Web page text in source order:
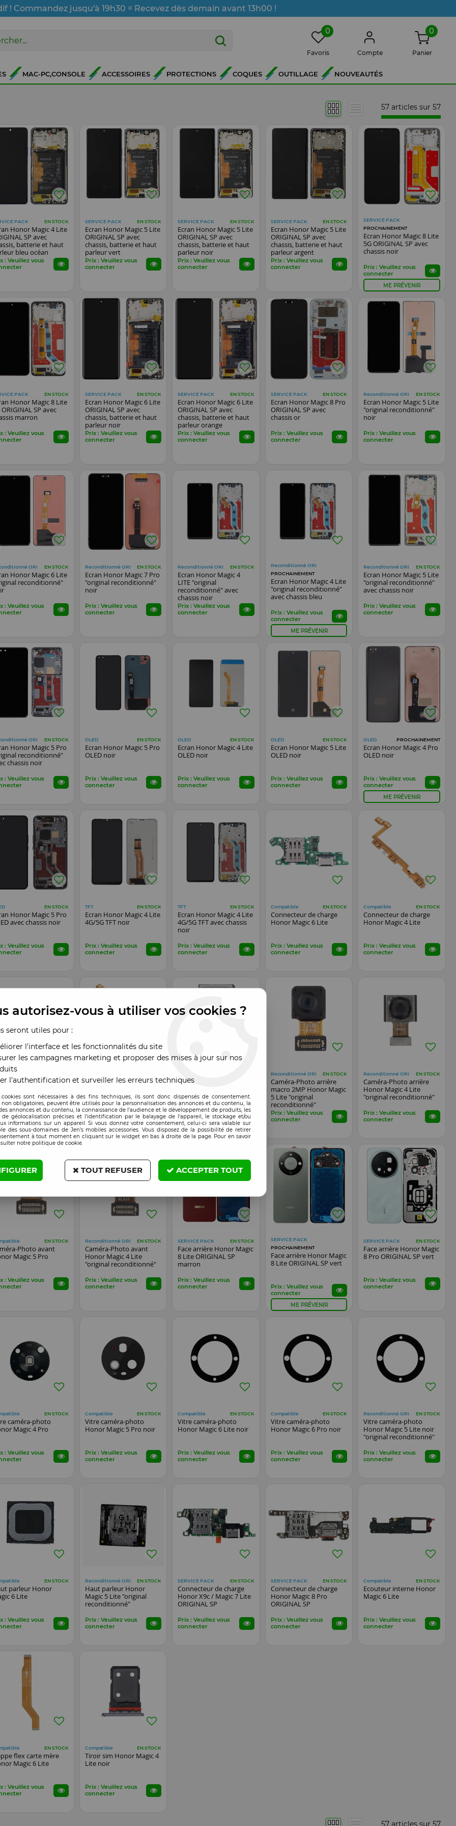
! Commandez jusqu'à 19h30 = Recevez dès demain avant 13h00 !
0
Favoris Compte
0
Panier
MAC-PC,CONSOLE ACCESSOIRES PROTECTIONS COQUES OUTILLAGE NOUVEAUTÉS
57 articles sur 57
PACK EN STOCK
Honor Magic 4 Lite
SP avec
batterie et haut
bleu océan
: Veuillez vous
SERVICE PACK EN STOCK
Ecran Honor Magic 5 Lite
ORIGINAL SP avec
chassis, batterie et haut
parleur vert
Prix : Veuillez vous
connecter
SERVICE PACK EN STOCK
Ecran Honor Magic 5 Lite
ORIGINAL SP avec
chassis, batterie et haut
parleur noir
Prix : Veuillez vous
connecter
SERVICE PACK EN STOCK
Ecran Honor Magic 5 Lite
ORIGINAL SP avec
chassis, batterie et haut
parleur argent
Prix : Veuillez vous
connecter
SERVICE PACK
PROCHAINEMENT
Ecran Honor Magic 8 Lite
5G ORIGINAL SP avec
chassis noir
Prix : Veuillez vous
connecter
ME PRÉVENIR
PACK EN STOCK
Honor Magic 8 Lite
ORIGINAL SP avec
marron
: Veuillez vous
SERVICE PACK EN STOCK
Ecran Honor Magic 6 Lite
ORIGINAL SP avec
chassis, batterie et haut
parleur noir
Prix : Veuillez vous
connecter
SERVICE PACK EN STOCK
Ecran Honor Magic 6 Lite
ORIGINAL SP avec
chassis, batterie et haut
parleur orange
Prix : Veuillez vous
connecter
SERVICE PACK EN STOCK
Ecran Honor Magic 8 Pro
ORIGINAL SP avec
chassis or
Prix : Veuillez vous
connecter
Reconditionné ORI EN STOCK
Ecran Honor Magic 5 Lite
"original reconditionné"
noir
Prix : Veuillez vous
connecter
ORI EN STOCK
Honor Magic 6 Lite
reconditionné"
: Veuillez vous
Reconditionné ORI EN STOCK
Ecran Honor Magic 7 Pro
"original reconditionné"
noir
Prix : Veuillez vous
connecter
Reconditionné ORI EN STOCK
Ecran Honor Magic 4
LITE "original
reconditionné" avec
chassis noir
Prix : Veuillez vous
connecter
Reconditionné ORI
PROCHAINEMENT
Ecran Honor Magic 4 Lite
"original reconditionné"
avec chassis bleu
Prix : Veuillez vous
connecter
ME PRÉVENIR
Reconditionné ORI EN STOCK
Ecran Honor Magic 5 Lite
"original reconditionné"
avec chassis noir
Prix : Veuillez vous
connecter
ORI EN STOCK
Honor Magic 5 Pro
reconditionné"
chassis noir
: Veuillez vous
OLED EN STOCK
Ecran Honor Magic 5 Pro
OLED noir
Prix : Veuillez vous
connecter
OLED EN STOCK
Ecran Honor Magic 4 Lite
OLED noir
Prix : Veuillez vous
connecter
OLED EN STOCK
Ecran Honor Magic 5 Lite
OLED noir
Prix : Veuillez vous
connecter
OLED PROCHAINEMENT
Ecran Honor Magic 4 Pro
OLED noir
Prix : Veuillez vous
connecter
ME PRÉVENIR
EN STOCK
Honor Magic 5 Pro
avec chassis noir
: Veuillez vous
TFT EN STOCK
Ecran Honor Magic 4 Lite
4G/5G TFT noir
Prix : Veuillez vous
connecter
TFT EN STOCK
Ecran Honor Magic 4 Lite
4G/5G TFT avec chassis
noir
Prix : Veuillez vous
connecter
Compatible EN STOCK
Connecteur de charge
Honor Magic 6 Lite
Prix : Veuillez vous
connecter
Compatible EN STOCK
Connecteur de charge
Honor Magic 4 Lite
Prix : Veuillez vous
connecter
de charge
: Veuillez vous
Connecteur de charge
"original reconditionné"
Prix : Veuillez vous
connecter
Caméra-Photo arrière
Magic 5 Pro
Prix : Veuillez vous
connecter
Reconditionné ORI EN STOCK
Caméra-Photo arrière
macro 2MP Honor Magic
5 Lite "original
reconditionné"
Prix : Veuillez vous
connecter
Reconditionné ORI EN STOCK
Caméra-Photo arrière
Honor Magic 4 Lite
"original reconditionné"
Prix : Veuillez vous
connecter
EN STOCK
Photo avant
Magic 5 Pro
: Veuillez vous
Reconditionné ORI EN STOCK
Caméra-Photo avant
Honor Magic 4 Lite
"original reconditionné"
Prix : Veuillez vous
connecter
SERVICE PACK EN STOCK
Face arrière Honor Magic
8 Lite ORIGINAL SP
marron
Prix : Veuillez vous
connecter
SERVICE PACK
PROCHAINEMENT
Face arrière Honor Magic
8 Lite ORIGINAL SP vert
Prix : Veuillez vous
connecter
ME PRÉVENIR
SERVICE PACK EN STOCK
Face arrière Honor Magic
8 Pro ORIGINAL SP vert
Prix : Veuillez vous
connecter
EN STOCK
caméra-photo
Magic 4 Pro
: Veuillez vous
Compatible EN STOCK
Vitre caméra-photo
Honor Magic 5 Pro noir
Prix : Veuillez vous
connecter
Compatible EN STOCK
Vitre caméra-photo
Honor Magic 6 Lite noir
Prix : Veuillez vous
connecter
Compatible EN STOCK
Vitre caméra-photo
Honor Magic 6 Pro noir
Prix : Veuillez vous
connecter
Reconditionné ORI EN STOCK
Vitre caméra-photo
Honor Magic 5 Lite noir
"original reconditionné"
Prix : Veuillez vous
connecter
EN STOCK
parleur Honor
6 Lite
: Veuillez vous
Reconditionné ORI EN STOCK
Haut parleur Honor
Magic 5 Lite "original
reconditionné"
Prix : Veuillez vous
connecter
SERVICE PACK EN STOCK
Connecteur de charge
Honor X9c / Magic 7 Lite
ORIGINAL SP
Prix : Veuillez vous
connecter
SERVICE PACK EN STOCK
Connecteur de charge
Honor Magic 8 Pro
ORIGINAL SP
Prix : Veuillez vous
connecter
Compatible EN STOCK
Ecouteur interne Honor
Magic 6 Lite
Prix : Veuillez vous
connecter
EN STOCK
flex carte mère
Magic 6 Lite
: Veuillez vous
Compatible EN STOCK
Tiroir sim Honor Magic 4
Lite noir
Prix : Veuillez vous
connecter
57 articles sur 57
autorisez-vous à utiliser vos cookies ?
seront utiles pour :
l'interface et les fonctionnalités du site
les campagnes marketing et proposer des mises à jour sur nos
l'authentification et surveiller les erreurs techniques
cookies sont nécessaires à des fins techniques, ils sont donc dispensés de consentement.
non obligatoires, peuvent être utilisés pour la personnalisation des annonces et du contenu, la
annonces et du contenu, la connaissance de l'audience et le développement de produits, les
de géolocalisation précises et l'identification par le balayage de l'appareil, le stockage et/ou
informations sur un appareil. Si vous donnez votre consentement, celui-ci sera valable sur
des sous-domaines de Jen's mobiles accessories. Vous disposez de la possibilité de retirer
à tout moment en cliquant sur le widget en bas à droite de la page. Pour en savoir
notre politique de cookie.
TOUT REFUSER ACCEPTER TOUT